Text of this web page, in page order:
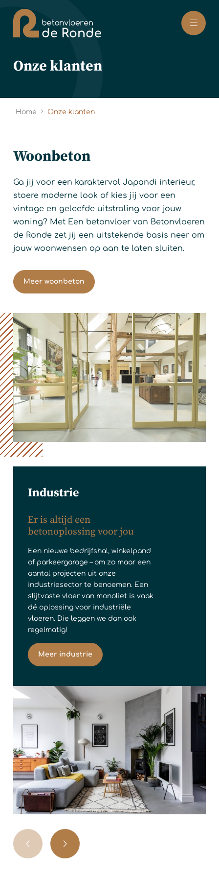
Naar hoofdinhoud
Onze klanten
Home › Onze klanten
Woonbeton
Ga jij voor een karaktervol Japandi interieur,
stoere moderne look of kies jij voor een
vintage en geleefde uitstraling voor jouw
woning? Met Een betonvloer van Betonvloeren
de Ronde zet jij een uitstekende basis neer om
jouw woonwensen op aan te laten sluiten.
Meer woonbeton
Industrie
Er is altijd een
betonoplossing voor jou
Een nieuwe bedrijfshal, winkelpand
of parkeergarage – om zo maar een
aantal projecten uit onze
industriesector te benoemen. Een
slijtvaste vloer van monoliet is vaak
dé oplossing voor industriële
vloeren. Die leggen we dan ook
regelmatig!
Meer industrie